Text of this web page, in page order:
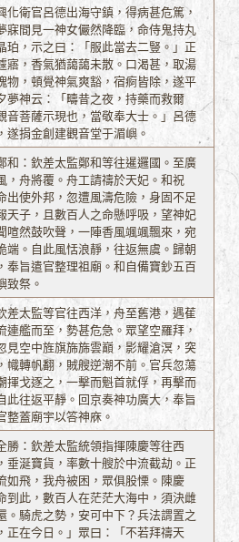
化衛官呂德出海守鎮，得病甚危篤，
寐間見一神女儼然降臨，命侍鬼持丸
珀，示之曰：「服此當去二豎。」正
寤，香氣猶藹藹未散。口渴甚，取湯
物，頓覺神氣爽豁，宿痾皆除，遂平
夢神云：「疇昔之夜，持藥而救爾
音菩薩示現也，當敬奉大士。」呂德
遂捐金創建觀音堂于湄嶼。
和：欽差太監鄭和等往暹邏國。至廣
，舟將覆。舟工請禱於天妃。和祝
出使外邦，忽遭風濤危險，身固不足
天子，且數百人之命懸呼吸，望神妃
喧然鼓吹聲，一陣香風颯颯飄來，宛
端。自此風恬浪靜，往返無虞。歸朝
奉旨遣官整理祖廟。和自備寶鈔五百
致祭。
差太監等官往西洋，舟至舊港，遇萑
連艦而至，勢甚危急。眾望空羅拜，
見空中旌旗旆旆雲巔，影耀滄溟，突
幟轉帆翻，賊艘逆潮不前。官兵忽蕩
揮戈逐之，一擊而魁首就俘，再擊而
此往返平靜。回京奏神功廣大，奉旨
整蓋廟宇以答神庥。
勝：欽差太監統領指揮陳慶等往西
垂涎寶貨，率數十艘於中流截劫。正
如飛，我舟被困，眾俱股慄。陳慶
到此，數百人在茫茫大海中，須決雌
。騎虎之勢，安可中下？兵法謂置之
正在今日。」眾曰：「不若拜禱天